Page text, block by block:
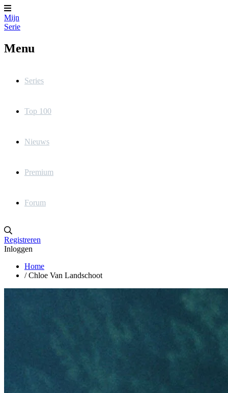
Mijn
Serie
Menu
Series
Top 100
Nieuws
Premium
Forum
Registreren
Inloggen
Home
/ Chloe Van Landschoot